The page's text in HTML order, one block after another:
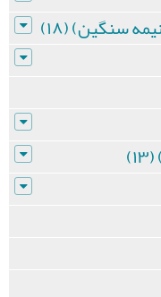
سنگین) (۱۸)